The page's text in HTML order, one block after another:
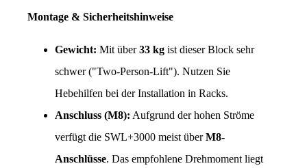
Montage & Sicherheitshinweise
Gewicht: Mit über 33 kg ist dieser Block sehr
schwer ("Two-Person-Lift"). Nutzen Sie
Hebehilfen bei der Installation in Racks.
Anschluss (M8): Aufgrund der hohen Ströme
verfügt die SWL+3000 meist über M8-
Anschlüsse. Das empfohlene Drehmoment liegt